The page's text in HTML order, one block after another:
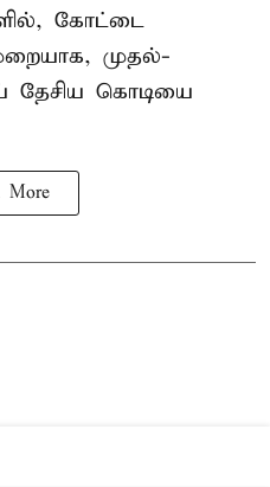
கோட்டை
முதல்-
தேசிய கொடியை
More